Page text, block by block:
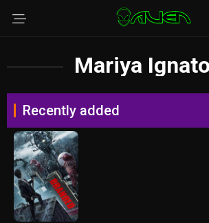
Mariya
Recently added